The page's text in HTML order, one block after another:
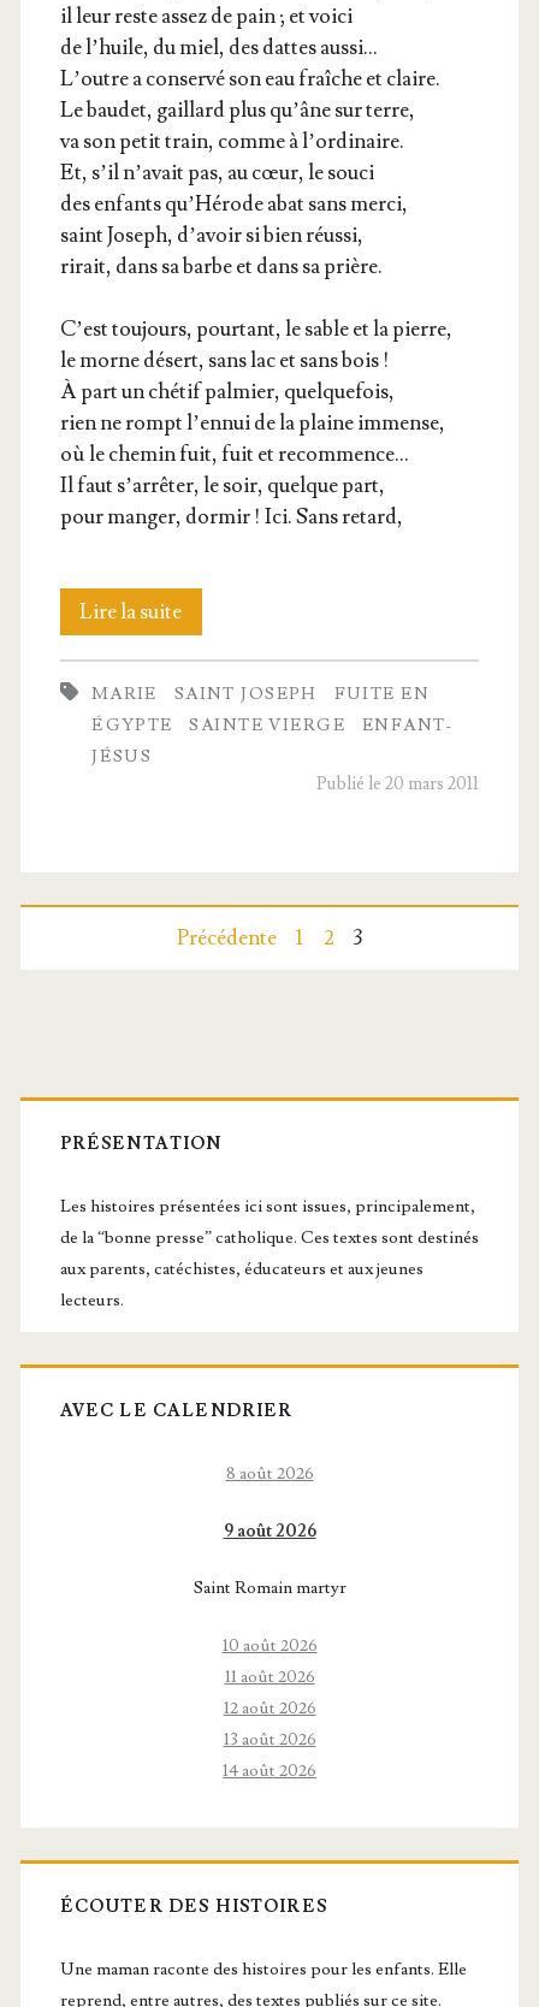
il leur reste assez de pain ; et voici
de l’huile, du miel, des dattes aussi…
L’outre a conser­vé son eau fraîche et claire.
Le bau­det, gaillard plus qu’âne sur terre,
va son petit train, comme à l’ordinaire.
Et, s’il n’avait pas, au cœur, le souci
des enfants qu’Hérode abat sans merci,
saint Joseph, d’avoir si bien réussi,
rirait, dans sa barbe et dans sa prière.
C’est tou­jours, pour­tant, le sable et la pierre,
le morne désert, sans lac et sans bois !
À part un ché­tif pal­mier, quelquefois,
rien ne rompt l’ennui de la plaine immense,
où le che­min fuit, fuit et recommence…
Il faut s’arrêter, le soir, quelque part,
pour man­ger, dor­mir ! Ici. Sans retard,
Lire la suiteLe
man­
teau
MARIE SAINT JOSEPH
FUITE EN
ÉGYPTE
SAINTE VIERGE
ENFANT-
JÉSUS
Publié le 20 mars 2011
Pagination
publications
Précédente 1 2 3
Barre
latérale
principale
PRÉSENTATION
Les histoires présentées ici sont issues, principalement,
de la “bonne presse” catholique. Ces textes sont destinés
aux parents, catéchistes, éducateurs et aux jeunes
lecteurs.
AVEC LE CALENDRIER
8 août 2026
9 août 2026
Saint Romain martyr
10 août 2026
11 août 2026
12 août 2026
13 août 2026
14 août 2026
ÉCOUTER DES HISTOIRES
Une maman raconte des histoires pour les enfants. Elle
reprend, entre autres, des textes publiés sur ce site.